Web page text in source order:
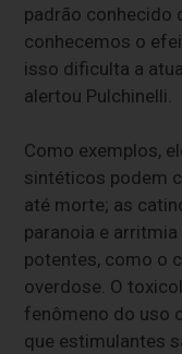
padrão conhecido
conhecemos o
isso dificulta a
alertou Pulchinelli.
Como exemplos,
sintéticos podem
até morte; as
paranoia e
potentes, como o
overdose. O
fenômeno do uso
que estimulantes